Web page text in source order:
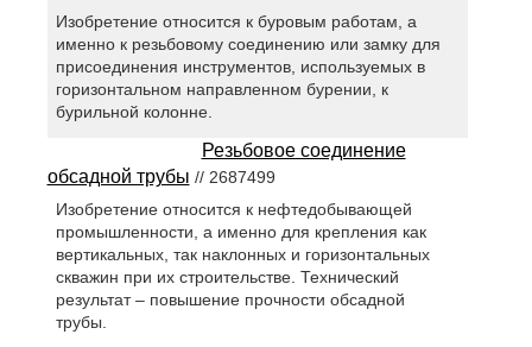
Изобретение относится к буровым работам, а
именно к резьбовому соединению или замку для
присоединения инструментов, используемых в
горизонтальном направленном бурении, к
бурильной колонне.
Резьбовое соединение
обсадной трубы // 2687499
Изобретение относится к нефтедобывающей
промышленности, а именно для крепления как
вертикальных, так наклонных и горизонтальных
скважин при их строительстве. Технический
результат – повышение прочности обсадной
трубы.